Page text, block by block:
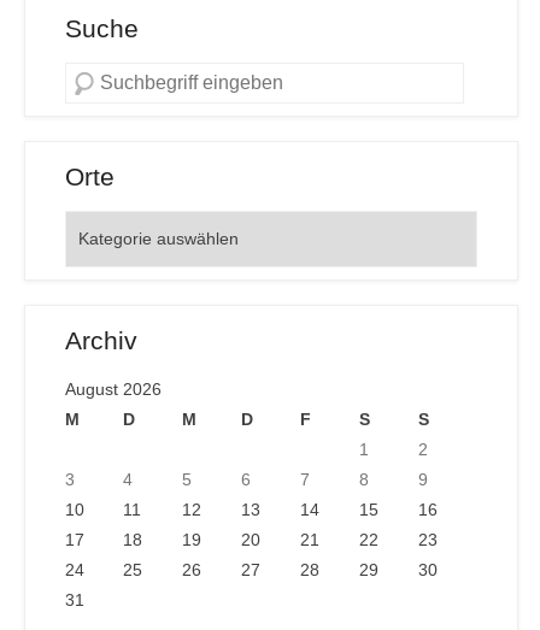
Suche
Orte
Archiv
August 2026
M
D M D F S
S
1
2
3
4 5 6 7 8
9
10
11 12 13 14 15
16
17
18 19 20 21 22
23
24
25 26 27 28 29
30
31